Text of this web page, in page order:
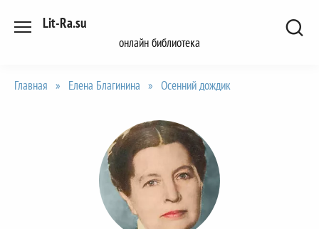
Lit-Ra.su
онлайн библиотека
Главная » Елена Благинина » Осенний дождик